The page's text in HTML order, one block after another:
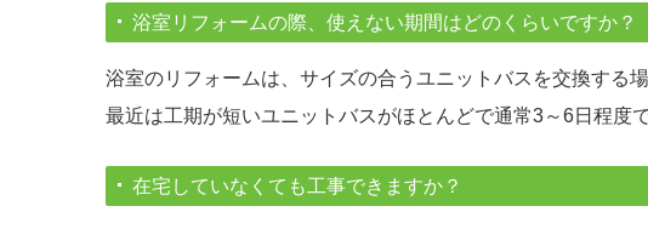
浴室リフォームの際、使えない期間はどのくらいですか？
浴室のリフォームは、サイズの合うユニットバスを交換する
最近は工期が短いユニットバスがほとんどで通常3～6日程度
在宅していなくても工事できますか？